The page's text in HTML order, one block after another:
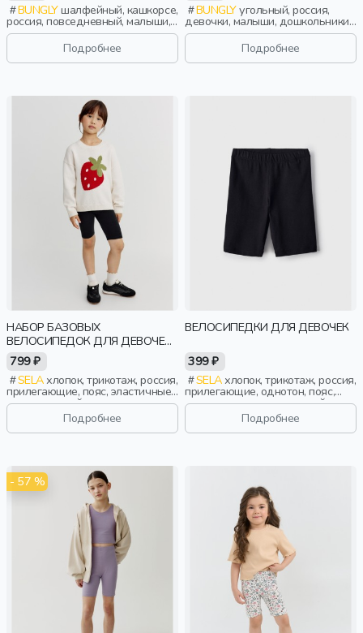
BUNGLYшалфейный, кашкорсе,
россия, повседневный, малыши,
дети
Подробнее
BUNGLYугольный, россия,
девочки, малыши, дошкольники,
дети
Подробнее
НАБОР БАЗОВЫХ
ВЕЛОСИПЕДОК ДЛЯ ДЕВОЧЕК,
2 ШТ.
799 ₽
SELAхлопок, трикотаж, россия,
прилегающие, пояс, эластичные,
повседневный, спорт, девочки,
Подробнее
ВЕЛОСИПЕДКИ ДЛЯ ДЕВОЧЕК
399 ₽
SELAхлопок, трикотаж, россия,
прилегающие, однотон, пояс,
эластичные, повседневный,
девочки, детиПодробнее
- 57 %